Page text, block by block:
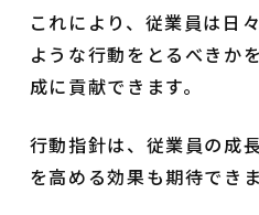
これにより、従業員は日
ような行動をとるべきか
成に貢献できます。
行動指針は、従業員の成
を高める効果も期待できま